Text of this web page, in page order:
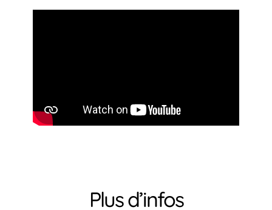
Plus d’infos